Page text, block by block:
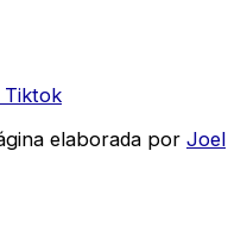
Tiktok
elaborada por Joel